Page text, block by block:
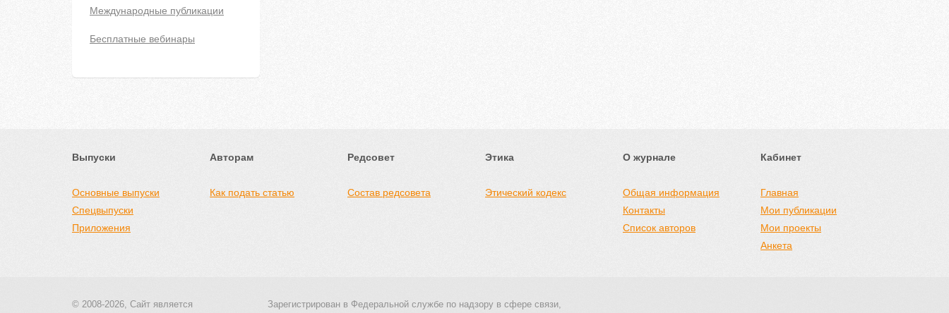
Международные публикации
Бесплатные вебинары
Выпуски
Основные выпуски
Спецвыпуски
Приложения
Авторам
Как подать статью
Редсовет
Состав редсовета
Этика
Этический кодекс
О журнале
Общая информация
Контакты
Список авторов
Кабинет
Главная
Мои публикации
Мои проекты
Анкета
© 2008-2026, Сайт является
Зарегистрирован в Федеральной службе по надзору в сфере связи,